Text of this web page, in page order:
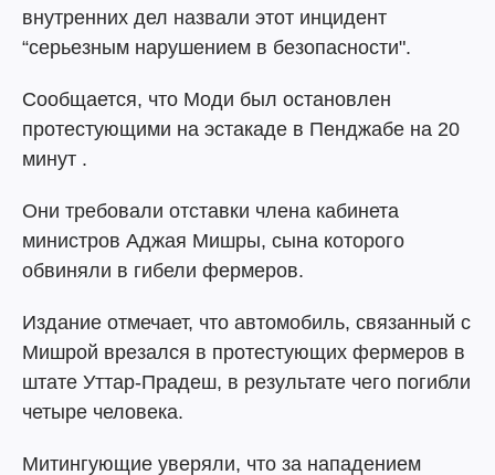
внутренних дел назвали этот инцидент
“серьезным нарушением в безопасности".
Сообщается, что Моди был остановлен
протестующими на эстакаде в Пенджабе на 20
минут .
Они требовали отставки члена кабинета
министров Аджая Мишры, сына которого
обвиняли в гибели фермеров.
Издание отмечает, что автомобиль, связанный с
Мишрой врезался в протестующих фермеров в
штате Уттар-Прадеш, в результате чего погибли
четыре человека.
Митингующие уверяли, что за нападением